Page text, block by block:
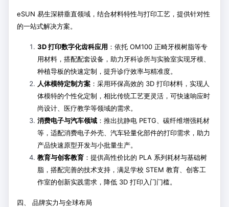
eSUN 易生深耕垂直领域，结合材料特性与打印工艺，提供针对性
的一站式解决方案。
3D 打印数字化齿科应用 ：依托 OM100 正畸牙模树脂等专
用材料，搭配配套设备，助力牙科诊所与实验室实现牙模、
种植导板的快速定制，提升诊疗效率与精准度。
人体模特定制方案 ：采用环保高效的 3D 打印材料，实现人
体模特的个性化定制，相比传统工艺更灵活，可快速响应时
尚设计、医疗教学等领域的需求。
消费电子与汽车领域 ：推出抗静电 PETG、碳纤维增强耗材
等，适配消费电子外壳、汽车轻量化部件的打印需求，助力
产品快速原型开发与小批量生产。
教育与创客教育 ：提供高性价比的 PLA 系列耗材与基础树
脂，搭配完善的技术支持，满足学校 STEM 教育、创客工
作室的创新实践需求，降低 3D 打印入门门槛。
四、 品牌实力与全球布局